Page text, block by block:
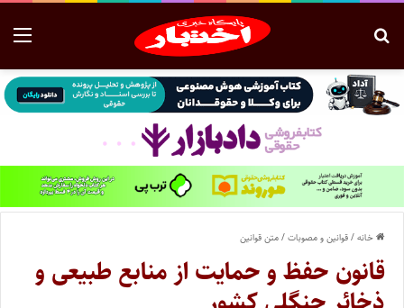
خانه/قوانین و مصوبات/متن قوانین
قانون حفظ و حمایت از منابع طبیعی و